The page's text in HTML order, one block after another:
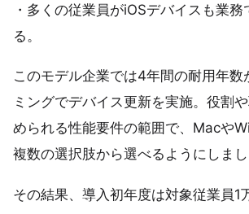
・多くの従業員がiOSデバイスも業務
る。
このモデル企業では4年間の耐用年数
ミングでデバイス更新を実施。役割
められる性能要件の範囲で、Macや
複数の選択肢から選べるようにしまし
その結果、導入初年度は対象従業員1